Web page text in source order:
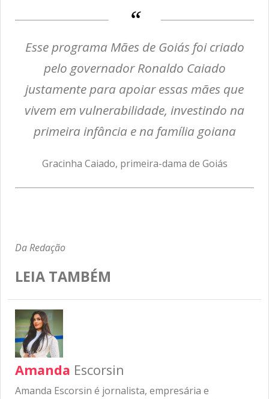
Esse programa Mães de Goiás foi criado
pelo governador Ronaldo Caiado
justamente para apoiar essas mães que
vivem em vulnerabilidade, investindo na
primeira infância e na família goiana
Gracinha Caiado, primeira-dama de Goiás
Da Redação
LEIA TAMBÉM
Amanda Escorsin
Amanda Escorsin é jornalista, empresária e